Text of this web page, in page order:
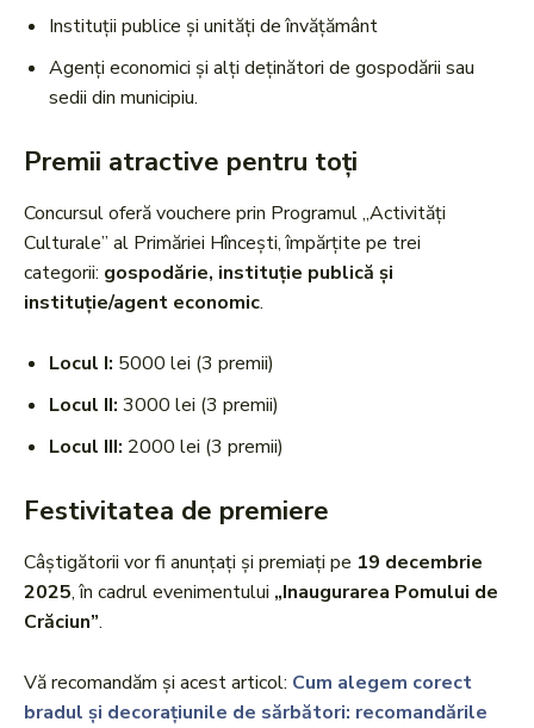
Instituții publice și unități de învățământ
Agenți economici și alți deținători de gospodării sau
sedii din municipiu.
Premii atractive pentru toți
Concursul oferă vouchere prin Programul „Activități
Culturale” al Primăriei Hîncești, împărțite pe trei
categorii: gospodărie, instituție publică și
instituție/agent economic.
Locul I: 5000 lei (3 premii)
Locul II: 3000 lei (3 premii)
Locul III: 2000 lei (3 premii)
Festivitatea de premiere
Câștigătorii vor fi anunțați și premiați pe 19 decembrie
2025, în cadrul evenimentului „Inaugurarea Pomului de
Crăciun”.
Vă recomandăm și acest articol: Cum alegem corect
bradul și decorațiunile de sărbători: recomandările